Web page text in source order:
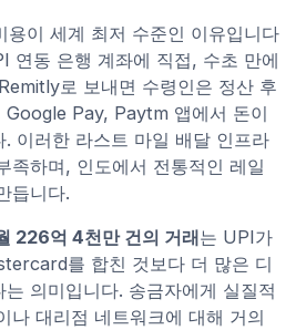
용이 세계 최저 수준인 이유입니다
동 은행 계좌에 직접, 수초 만에
로 보내면 수령인은 정산 후
Pay, Paytm 앱에서 돈이
. 이러한 라스트 마일 배달 인프라
족하며, 인도에서 전통적인 레일
듭니다.
226억 4천만 건의 거래는 UPI가
를 합친 것보다 더 많은 디
의미입니다. 송금자에게 실질적
나 대리점 네트워크에 대해 거의